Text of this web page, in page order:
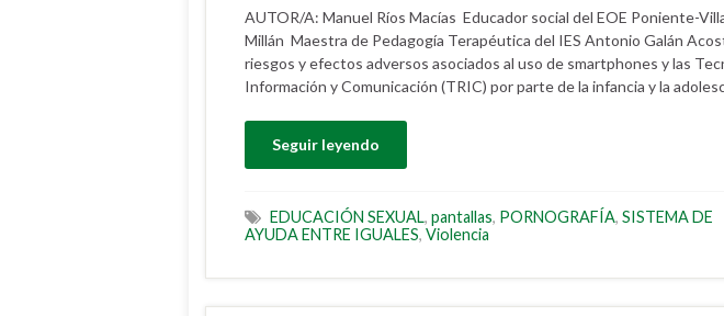
AUTOR/A: Manuel Ríos Macías Educador social del EOE Poniente-
Millán Maestra de Pedagogía Terapéutica del IES Antonio Galán
riesgos y efectos adversos asociados al uso de smartphones y las
Información y Comunicación (TRIC) por parte de la infancia y la
Seguir leyendo
EDUCACIÓN SEXUAL, pantallas, PORNOGRAFÍA, SISTEMA DE
AYUDA ENTRE IGUALES, Violencia